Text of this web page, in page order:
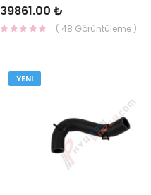
39861.00 ₺
( 48 Görüntüleme )
YENI